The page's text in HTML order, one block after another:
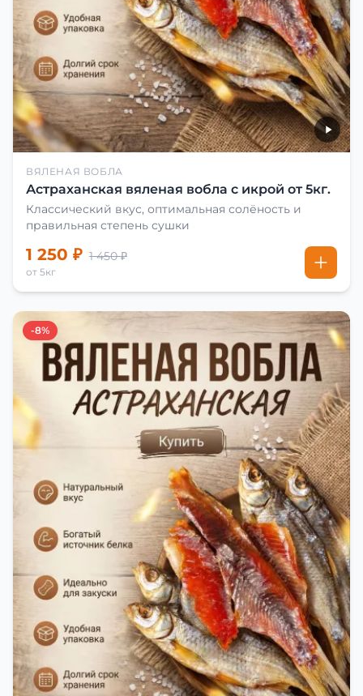
ВЯЛЕНАЯ ВОБЛА
Астраханская вяленая вобла с икрой от 5кг.
Классический вкус, оптимальная солёность и
правильная степень сушки
1 250 ₽ 1 450 ₽
от 5кг
-8%